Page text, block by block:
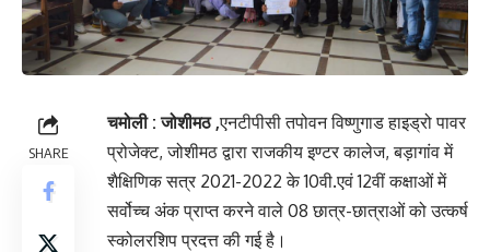
SHARE
चमोली : जोशीमठ ,एनटीपीसी तपोवन विष्णुगाड हाइड्रो पावर
प्रोजेक्ट, जोशीमठ द्वारा राजकीय इण्टर कालेज, बड़ागांव में
शैक्षिणिक सत्र 2021-2022 के 10वी.एवं 12वीं कक्षाओं में
सर्वोच्च अंक प्राप्त करने वाले 08 छात्र-छात्राओं को उत्कर्ष
स्कोलरशिप प्रदत्त की गई है।